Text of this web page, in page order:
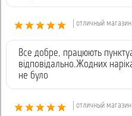
| отличный магазин
Все добре, працюють
відповідально.Жодних
не було
| отличный магазин